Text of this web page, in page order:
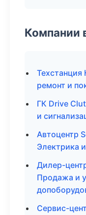
Компании
ремонт и
ГК Drive
и
Автоцентр
Электрика
Дилер-
Продажа и
Сервис-